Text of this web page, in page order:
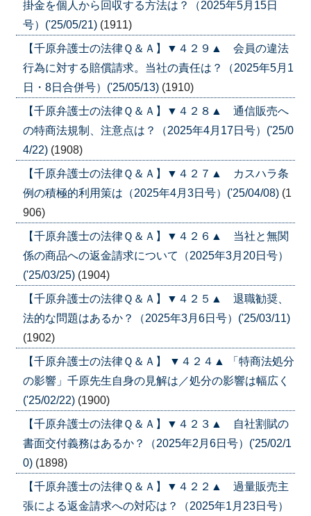
掛金を個人から回収する方法は？（2025年5月15日
号）('25/05/21) (1911)
【千原弁護士の法律Ｑ＆Ａ】▼４２９▲ 会員の違法
行為に対する賠償請求。当社の責任は？（2025年5月1
日・8日合併号）('25/05/13) (1910)
【千原弁護士の法律Ｑ＆Ａ】▼４２８▲ 通信販売へ
の特商法規制、注意点は？（2025年4月17日号）('25/0
4/22) (1908)
【千原弁護士の法律Ｑ＆Ａ】▼４２７▲ カスハラ条
例の積極的利用策は（2025年4月3日号）('25/04/08) (1
906)
【千原弁護士の法律Ｑ＆Ａ】▼４２６▲ 当社と無関
係の商品への返金請求について（2025年3月20日号）
('25/03/25) (1904)
【千原弁護士の法律Ｑ＆Ａ】▼４２５▲ 退職勧奨、
法的な問題はあるか？（2025年3月6日号）('25/03/11)
(1902)
【千原弁護士の法律Ｑ＆Ａ】 ▼４２４▲ 「特商法処分
の影響」千原先生自身の見解は／処分の影響は幅広く
('25/02/22) (1900)
【千原弁護士の法律Ｑ＆Ａ】▼４２３▲ 自社割賦の
書面交付義務はあるか？（2025年2月6日号）('25/02/1
0) (1898)
【千原弁護士の法律Ｑ＆Ａ】▼４２２▲ 過量販売主
張による返金請求への対応は？（2025年1月23日号）